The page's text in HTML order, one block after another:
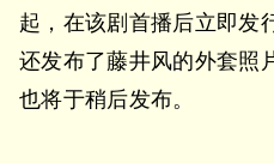
起，在该剧首播后立即发
还发布了藤井风的外套照
也将于稍后发布。